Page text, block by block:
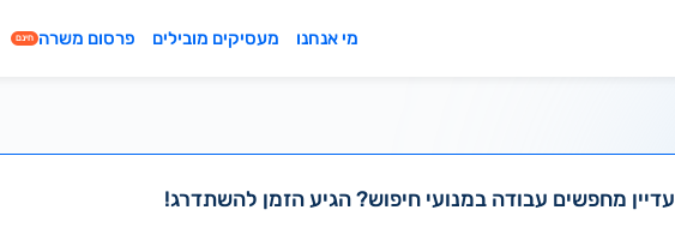
מי אנחנו מעסיקים מובילים פרסום משרה חינם
עדיין מחפשים עבודה במנועי חיפוש? הגיע הזמן להשתדרג!